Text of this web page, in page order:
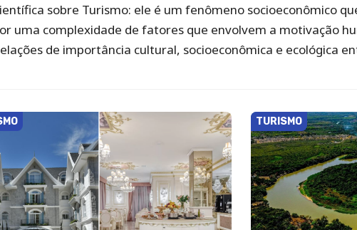
sobre Turismo: ele é um fenômeno socioeconômico
uma complexidade de fatores que envolvem a motivação
de importância cultural, socioeconômica e ecológica
TURISMO